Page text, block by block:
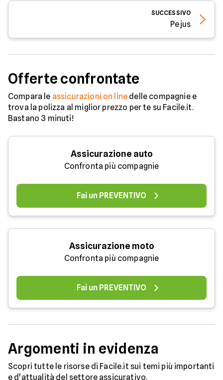
SUCCESSIVO
Pejus
Offerte confrontate
Compara le assicurazioni on line delle compagnie e
trova la polizza al miglior prezzo per te su Facile.it.
Bastano 3 minuti!
Assicurazione auto
Confronta più compagnie
Fai un PREVENTIVO
Assicurazione moto
Confronta più compagnie
Fai un PREVENTIVO
Argomenti in evidenza
Scopri tutte le risorse di Facile.it sui temi più importanti
e d'attualità del settore assicurativo.